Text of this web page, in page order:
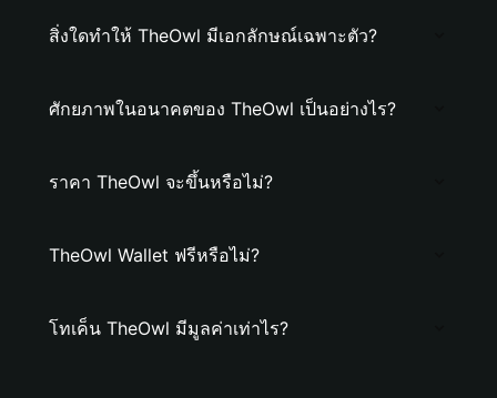
สิ่งใดทำให้ TheOwl มีเอกลักษณ์เฉพาะตัว?
ศักยภาพในอนาคตของ TheOwl เป็นอย่างไร?
ราคา TheOwl จะขึ้นหรือไม่?
TheOwl Wallet ฟรีหรือไม่?
โทเค็น TheOwl มีมูลค่าเท่าไร?